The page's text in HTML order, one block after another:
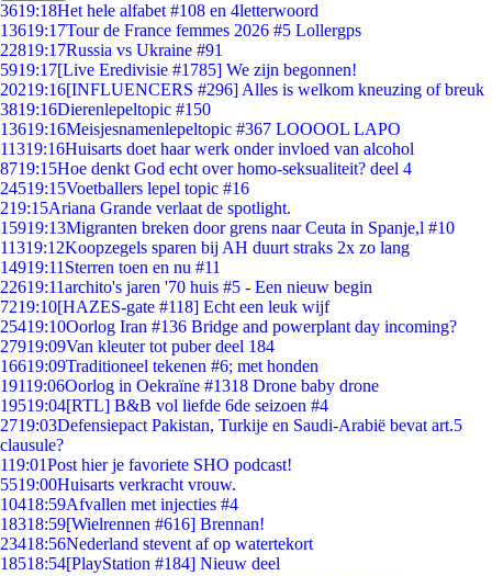
3619:18Het hele alfabet #108 en 4letterwoord
13619:17Tour de France femmes 2026 #5 Lollergps
22819:17Russia vs Ukraine #91
5919:17[Live Eredivisie #1785] We zijn begonnen!
20219:16[INFLUENCERS #296] Alles is welkom kneuzing of breuk
3819:16Dierenlepeltopic #150
13619:16Meisjesnamenlepeltopic #367 LOOOOL LAPO
11319:16Huisarts doet haar werk onder invloed van alcohol
8719:15Hoe denkt God echt over homo-seksualiteit? deel 4
24519:15Voetballers lepel topic #16
219:15Ariana Grande verlaat de spotlight.
15919:13Migranten breken door grens naar Ceuta in Spanje,l #10
11319:12Koopzegels sparen bij AH duurt straks 2x zo lang
14919:11 Sterren toen en nu #11
22619:11archito's jaren '70 huis #5 - Een nieuw begin
7219:10[HAZES-gate #118] Echt een leuk wijf
25419:10Oorlog Iran #136 Bridge and powerplant day incoming?
27919:09Van kleuter tot puber deel 184
16619:09Traditioneel tekenen #6; met honden
19119:06Oorlog in Oekraïne #1318 Drone baby drone
19519:04[RTL] B&B vol liefde 6de seizoen #4
2719:03Defensiepact Pakistan, Turkije en Saudi-Arabië bevat art.5
clausule?
119:01Post hier je favoriete SHO podcast!
5519:00Huisarts verkracht vrouw.
10418:59Afvallen met injecties #4
18318:59[Wielrennen #616] Brennan!
23418:56Nederland stevent af op watertekort
18518:54[PlayStation #184] Nieuw deel